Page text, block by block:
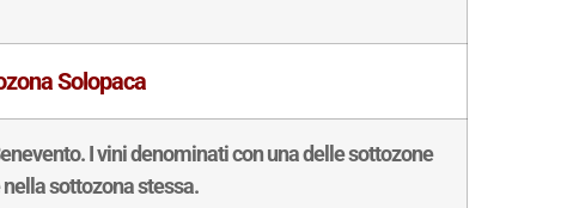
Solopaca
I vini denominati con una delle sottozone
sottozona stessa.